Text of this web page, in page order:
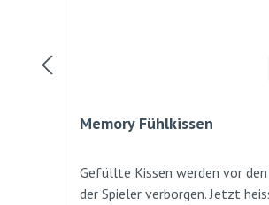
Memory Fühlkissen
Gefüllte Kissen werden vor
der Spieler verborgen. Jetzt